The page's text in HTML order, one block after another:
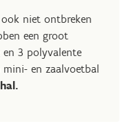
niet ontbreken
een groot
3 polyvalente
mini- en zaalvoetbal
.